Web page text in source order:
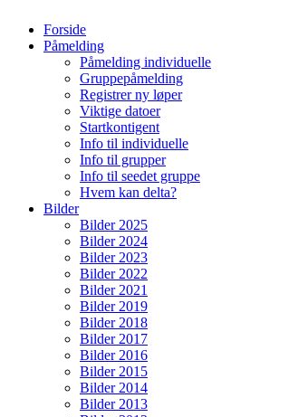
Forside
Påmelding
Påmelding individuelle
Gruppepåmelding
Registrer ny løper
Viktige datoer
Startkontigent
Info til individuelle
Info til grupper
Info til seedet gruppe
Hvem kan delta?
Bilder
Bilder 2025
Bilder 2024
Bilder 2023
Bilder 2022
Bilder 2021
Bilder 2019
Bilder 2018
Bilder 2017
Bilder 2016
Bilder 2015
Bilder 2014
Bilder 2013